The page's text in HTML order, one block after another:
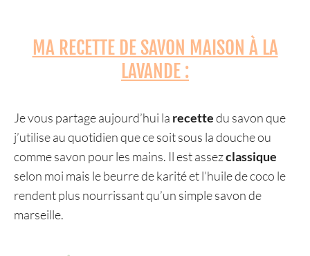
MA RECETTE DE SAVON MAISON À LA
LAVANDE :
Je vous partage aujourd’hui la recettedu savon que
j’utilise au quotidien que ce soit sous la douche ou
comme savon pour les mains. Il est assezclassique
selon moi mais le beurre de karité et l’huile de coco le
rendent plus nourrissant qu’un simple savon de
marseille.